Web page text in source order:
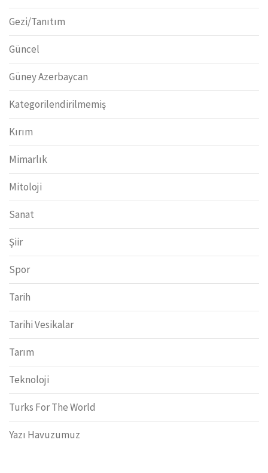
Gezi/Tanıtım
Güncel
Güney Azerbaycan
Kategorilendirilmemiş
Kırım
Mimarlık
Mitoloji
Sanat
Şiir
Spor
Tarih
Tarihi Vesikalar
Tarım
Teknoloji
Turks For The World
Yazı Havuzumuz